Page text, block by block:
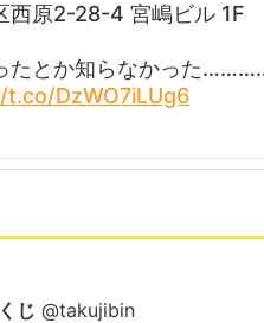
西原2-28-4 宮嶋ビル 1F
たとか知らなかった
DzWO7iLUg6
じ @takujibin